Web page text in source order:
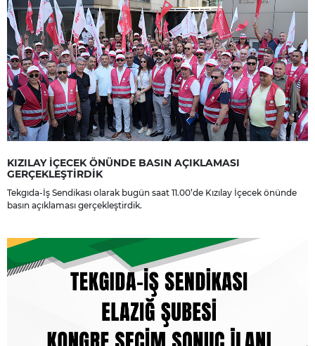
KIZILAY İÇECEK ÖNÜNDE BASIN AÇIKLAMASI
GERÇEKLEŞTİRDİK
Tekgıda-İş Sendikası olarak bugün saat 11.00’de Kızılay İçecek önünde
basın açıklaması gerçekleştirdik.